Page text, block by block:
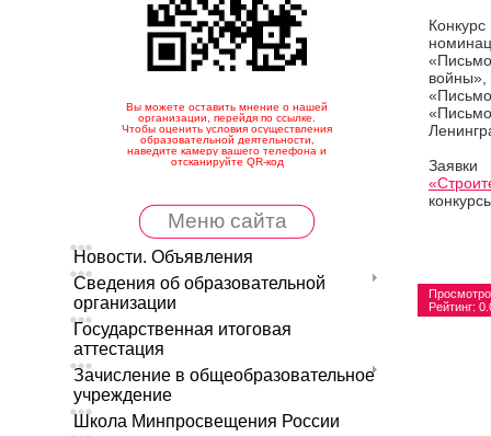
Вы можете оставить мнение о нашей
организации, перейдя по ссылке.
Чтобы оценить условия осуществления
образовательной деятельности,
наведите камеру вашего телефона и
отсканируйте QR-код
Меню сайта
Новости. Объявления
Сведения об образовательной
организации
Государственная итоговая
аттестация
Зачисление в общеобразовательное
учреждение
Школа Минпросвещения России
войны»,
Рейтинг: